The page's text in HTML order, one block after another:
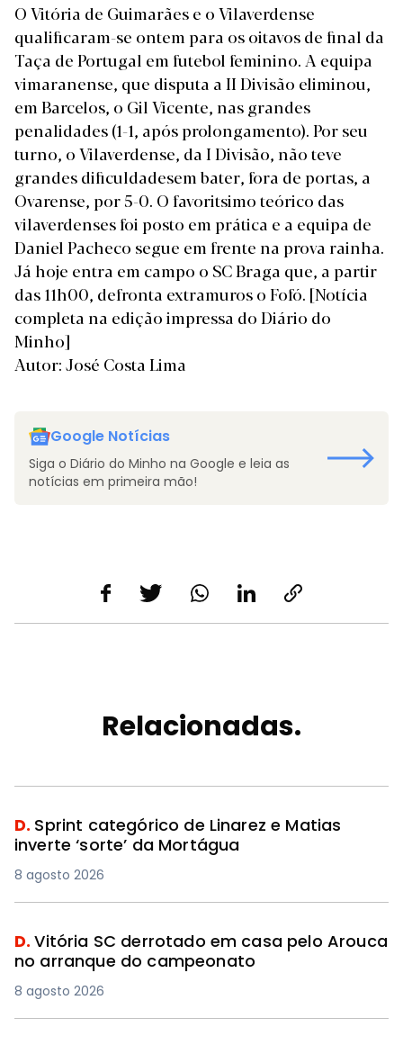
O Vitória de Guimarães e o Vilaverdense
qualificaram-se ontem para os oitavos de final da
Taça de Portugal em futebol feminino. A equipa
vimaranense, que disputa a II Divisão eliminou,
em Barcelos, o Gil Vicente, nas grandes
penalidades (1-1, após prolongamento). Por seu
turno, o Vilaverdense, da I Divisão, não teve
grandes dificuldadesem bater, fora de portas, a
Ovarense, por 5-0. O favoritsimo teórico das
vilaverdenses foi posto em prática e a equipa de
Daniel Pacheco segue em frente na prova rainha.
Já hoje entra em campo o SC Braga que, a partir
das 11h00, defronta extramuros o Fofó. [Notícia
completa na edição impressa do Diário do
Minho]
Autor: José Costa Lima
Google Notícias
Siga o Diário do Minho na Google e leia as
notícias em primeira mão!
Relacionadas.
D. Sprint categórico de Linarez e Matias
inverte ‘sorte’ da Mortágua
8 agosto 2026
D.Vitória SC derrotado em casa pelo Arouca
no arranque do campeonato
8 agosto 2026